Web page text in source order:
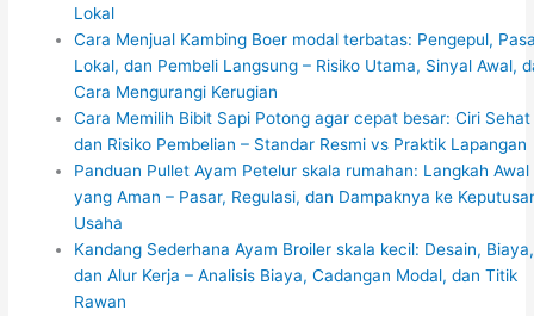
Lokal
Cara Menjual Kambing Boer modal terbatas: Pengepul,
Lokal, dan Pembeli Langsung – Risiko Utama, Sinyal Awal,
Cara Mengurangi Kerugian
Cara Memilih Bibit Sapi Potong agar cepat besar: Ciri Sehat
dan Risiko Pembelian – Standar Resmi vs Praktik Lapangan
Panduan Pullet Ayam Petelur skala rumahan: Langkah Awal
yang Aman – Pasar, Regulasi, dan Dampaknya ke
Usaha
Kandang Sederhana Ayam Broiler skala kecil: Desain, Biaya,
dan Alur Kerja – Analisis Biaya, Cadangan Modal, dan Titik
Rawan